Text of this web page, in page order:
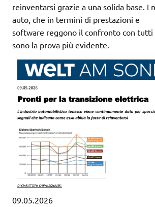
reinventarsi grazie a una solida base. I
auto, che in termini di prestazioni e
software reggono il confronto con tutti
sono la prova più evidente.
09.05.2026